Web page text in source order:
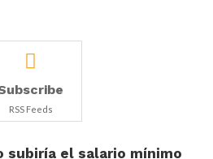
RSS Feeds
subiría el salario mínimo